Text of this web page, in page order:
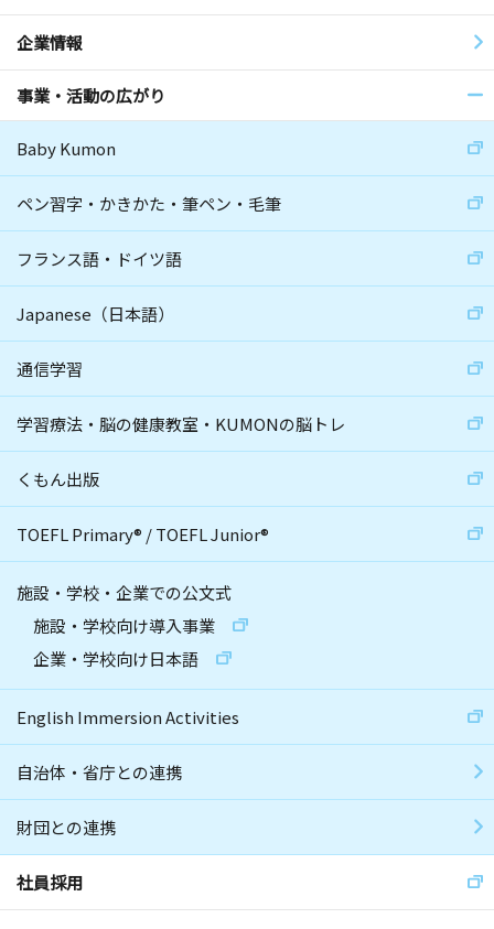
企業情報
事業・活動の広がり
Baby Kumon
ペン習字・かきかた・筆ペン・毛筆
フランス語・ドイツ語
Japanese（日本語）
通信学習
学習療法・脳の健康教室・KUMONの脳トレ
くもん出版
TOEFL Primary® /TOEFL Junior®
施設・学校・企業での公文式
施設・学校向け導入事業
企業・学校向け日本語
English Immersion Activities
自治体・省庁との連携
財団との連携
社員採用